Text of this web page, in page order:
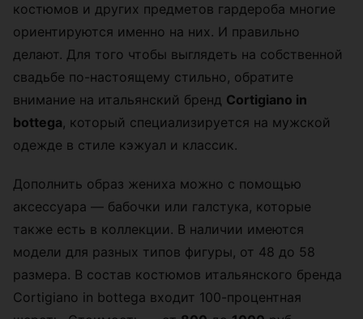
костюмов и других предметов гардероба многие
ориентируются именно на них. И правильно
делают. Для того чтобы выглядеть на собственной
свадьбе по-настоящему стильно, обратите
внимание на итальянский бренд Сortigiano in
bottega, который специализируется на мужской
одежде в стиле кэжуал и классик.
Дополнить образ жениха можно с помощью
аксессуара — бабочки или галстука, которые
также есть в коллекции. В наличии имеются
модели для разных типов фигуры, от 48 до 58
размера. В состав костюмов итальянского бренда
Сortigiano in bottega входит 100-процентная